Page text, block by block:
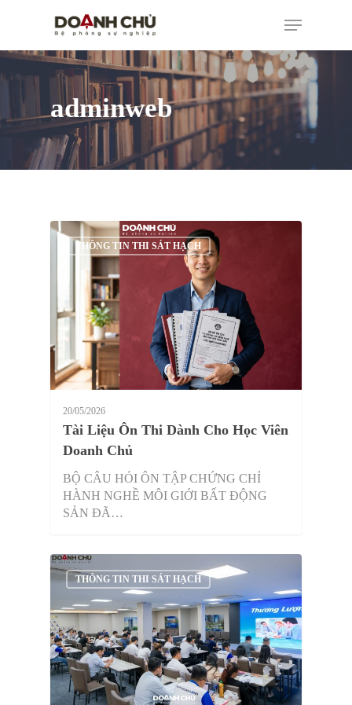
adminweb
THÔNG TIN THI SÁT HẠCH
20/05/2026
Tài Liệu Ôn Thi Dành Cho Học Viên
Doanh Chủ
BỘ CÂU HỎI ÔN TẬP CHỨNG CHỈ
HÀNH NGHỀ MÔI GIỚI BẤT ĐỘNG
SẢN ĐÃ…
THÔNG TIN THI SÁT HẠCH